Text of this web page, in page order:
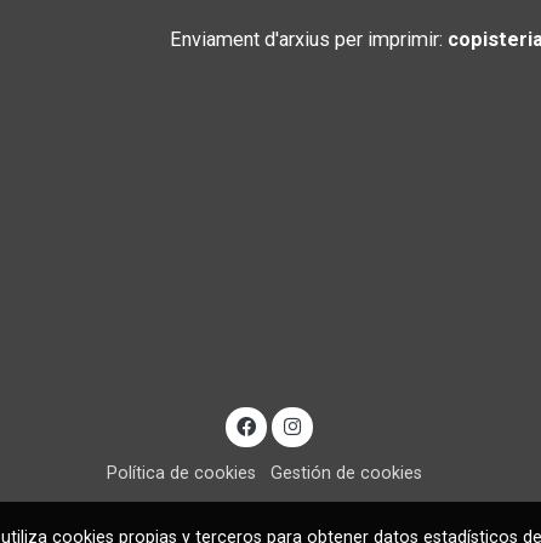
Enviament d'arxius per imprimir:
Política de cookies Gestión de cookies
utiliza cookies propias y terceros para obtener datos estadísticos